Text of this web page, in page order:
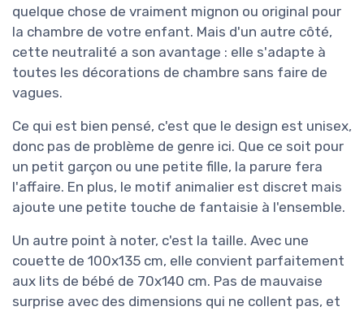
quelque chose de vraiment mignon ou original pour
la chambre de votre enfant. Mais d'un autre côté,
cette neutralité a son avantage : elle s'adapte à
toutes les décorations de chambre sans faire de
vagues.
Ce qui est bien pensé, c'est que le design est unisex,
donc pas de problème de genre ici. Que ce soit pour
un petit garçon ou une petite fille, la parure fera
l'affaire. En plus, le motif animalier est discret mais
ajoute une petite touche de fantaisie à l'ensemble.
Un autre point à noter, c'est la taille. Avec une
couette de 100x135 cm, elle convient parfaitement
aux lits de bébé de 70x140 cm. Pas de mauvaise
surprise avec des dimensions qui ne collent pas, et